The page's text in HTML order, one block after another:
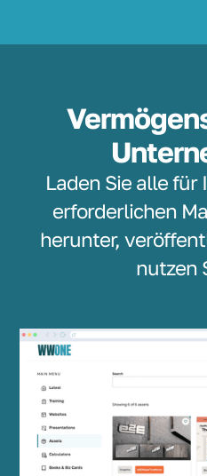
Laden Sie alle
erforderlichen
herunter,
nutzen